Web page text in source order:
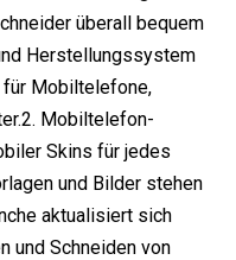
überall bequem
Herstellungssystem
Mobiltelefone,
Mobiltelefon-
Skins für jedes
und Bilder stehen
aktualisiert sich
und Schneiden von